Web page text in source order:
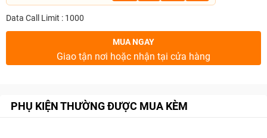
Data Call Limit : 1000
MUA NGAY
Giao tận nơi hoặc nhận tại cửa hàng
PHỤ KIỆN THƯỜNG ĐƯỢC MUA KÈM